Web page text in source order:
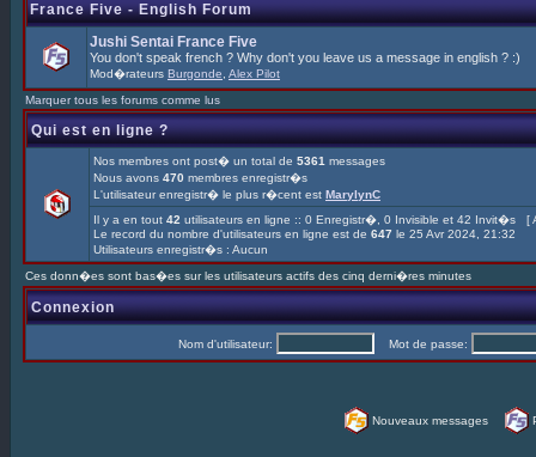
France Five - English Forum
Jushi Sentai France Five
You don't speak french ? Why don't you leave us a message in english ? :)
Mod�rateurs Burgonde Alex Pilot
Marquer tous les forums comme lus
Qui est en ligne ?
Nos membres ont post� un total de 5361 messages
Nous avons 470 membres enregistr�s
L'utilisateur enregistr� le plus r�cent est MarylynC
Il y a en tout 42 utilisateurs en ligne :: 0 Enregistr�, 0 Invisible et 42 Invit�s [
Le record du nombre d'utilisateurs en ligne est de 647 le 25 Avr 2024, 21:32
Utilisateurs enregistr�s : Aucun
Ces donn�es sont bas�es sur les utilisateurs actifs des cinq derni�res minutes
Connexion
Nom d'utilisateur: Mot de passe:
Nouveaux messages